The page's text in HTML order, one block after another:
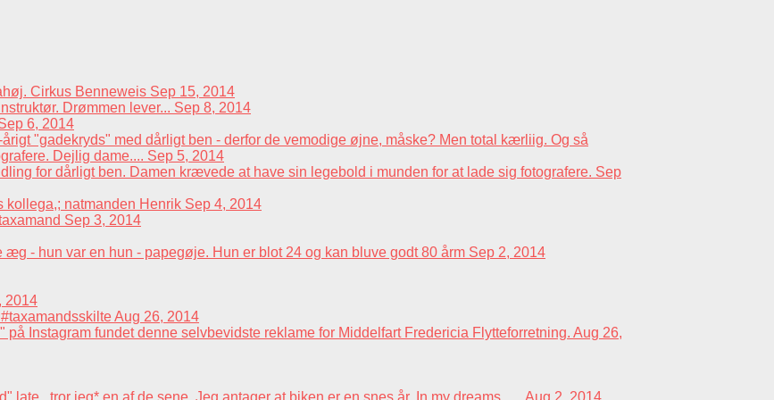
Cirkus Benneweis Sep 15, 2014
Drømmen lever... Sep 8, 2014
6, 2014
"gadekryds" med dårligt ben - derfor de vemodige øjne, måske? Men total kærliig. Og så
Dejlig dame.... Sep 5, 2014
for dårligt ben. Damen krævede at have sin legebold i munden for at lade sig fotografere. Sep
kollega,; natmanden Henrik Sep 4, 2014
Sep 3, 2014
- hun var en hun - papegøje. Hun er blot 24 og kan bluve godt 80 årm Sep 2, 2014
2014
Aug 26, 2014
Instagram fundet denne selvbevidste reklame for Middelfart Fredericia Flytteforretning. Aug 26,
tror jeg* en af de sene. Jeg antager at biken er en snes år. In my dreams...... Aug 2, 2014